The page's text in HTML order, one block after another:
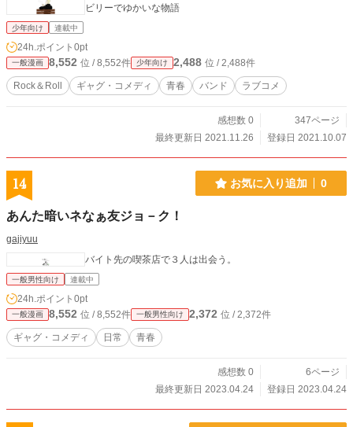
ビリーでゆかいな物語
少年向け 連載中
24h.ポイント 0pt
一般漫画 8,552 位 / 8,552件 少年向け 2,488 位 / 2,488件
Rock＆Roll ギャグ・コメディ 青春 バンド ラブコメ
感想数 0
347ページ
最終更新日 2021.11.26
登録日 2021.10.07
14 お気に入り追加 0
あんた暗いネなぁ友ジョ－ク！
gajiyuu
バイト先の喫茶店で３人は出会う。
一般男性向け 連載中
24h.ポイント 0pt
一般漫画 8,552 位 / 8,552件 一般男性向け 2,372 位 / 2,372件
ギャグ・コメディ 日常 青春
感想数 0
6ページ
最終更新日 2023.04.24
登録日 2023.04.24